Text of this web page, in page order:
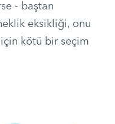
- baştan
eksikliği, onu
kötü bir seçim